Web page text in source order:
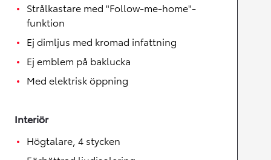
Strålkastare med "Follow-me-home"-
funktion
Ej dimljus med kromad infattning
Ej emblem på baklucka
Med elektrisk öppning
Interiör
Högtalare, 4 stycken